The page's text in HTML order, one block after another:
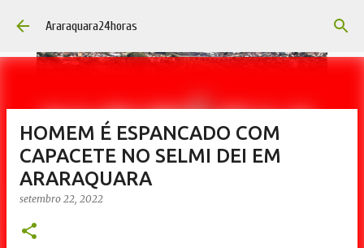
Pular para o conteúdo principal
Araraquara24horas
HOMEM É ESPANCADO COM
CAPACETE NO SELMI DEI EM
ARARAQUARA
setembro 22, 2022